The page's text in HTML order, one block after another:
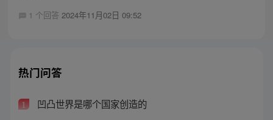
1 个回答 2024年11月02日 09:52
热门问答
1 凹凸世界是哪个国家创造的